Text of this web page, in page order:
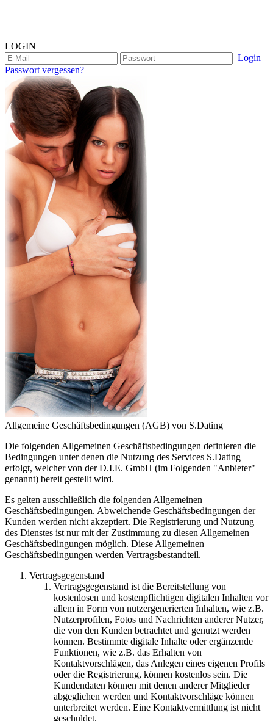
LOGIN
Login
Passwort vergessen?
Allgemeine Geschäftsbedingungen (AGB) von S.Dating
Die folgenden Allgemeinen Geschäftsbedingungen definieren die
Bedingungen unter denen die Nutzung des Services S.Dating
erfolgt, welcher von der D.I.E. GmbH (im Folgenden "Anbieter"
genannt) bereit gestellt wird.
Es gelten ausschließlich die folgenden Allgemeinen
Geschäftsbedingungen. Abweichende Geschäftsbedingungen der
Kunden werden nicht akzeptiert. Die Registrierung und Nutzung
des Dienstes ist nur mit der Zustimmung zu diesen Allgemeinen
Geschäftsbedingungen möglich. Diese Allgemeinen
Geschäftsbedingungen werden Vertragsbestandteil.
Vertragsgegenstand
Vertragsgegenstand ist die Bereitstellung von
kostenlosen und kostenpflichtigen digitalen Inhalten vor
allem in Form von nutzergenerierten Inhalten, wie z.B.
Nutzerprofilen, Fotos und Nachrichten anderer Nutzer,
die von den Kunden betrachtet und genutzt werden
können. Bestimmte digitale Inhalte oder ergänzende
Funktionen, wie z.B. das Erhalten von
Kontaktvorschlägen, das Anlegen eines eigenen Profils
oder die Registrierung, können kostenlos sein. Die
Kundendaten können mit denen anderer Mitglieder
abgeglichen werden und Kontaktvorschläge können
unterbreitet werden. Eine Kontaktvermittlung ist nicht
geschuldet.